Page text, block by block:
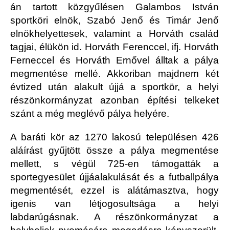
án tartott közgyűlésen Galambos István
sportköri elnök, Szabó Jenő és Timár Jenő
elnökhelyettesek, valamint a Horváth család
tagjai, élükön id. Horváth Ferenccel, ifj. Horváth
Ferneccel és Horváth Ernővel álltak a pálya
megmentése mellé. Akkoriban majdnem két
évtized után alakult újjá a sportkör, a helyi
részönkormányzat azonban építési telkeket
szánt a még meglévő pálya helyére.
A baráti kör az 1270 lakosú településen 426
aláírást gyűjtött össze a pálya megmentése
mellett, s végül 725-en támogatták a
sportegyesület újjáalakulását és a futballpálya
megmentését, ezzel is alátámasztva, hogy
igenis van létjogosultsága a helyi
labdarúgásnak. A részönkormányzat a